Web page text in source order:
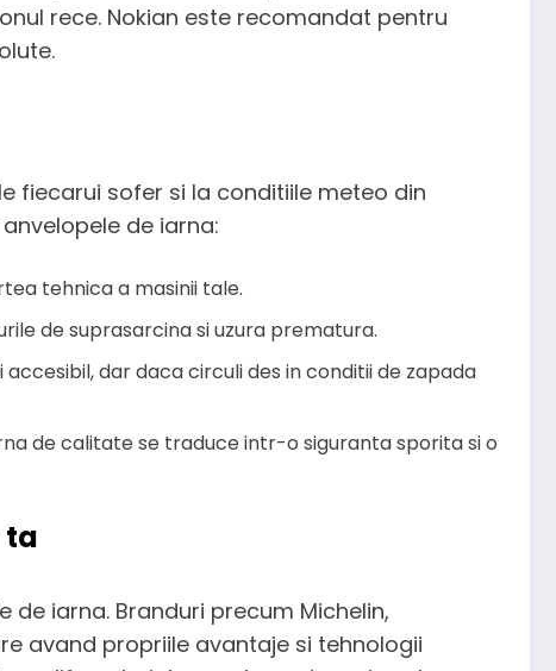
rece. Nokian este recomandat pentru
fiecarui sofer si la conditiile meteo din
de iarna:
tehnica a masinii tale.
de suprasarcina si uzura prematura.
dar daca circuli des in conditii de zapada
de calitate se traduce intr-o siguranta sporita si o
ta
iarna. Branduri precum Michelin,
avand propriile avantaje si tehnologii